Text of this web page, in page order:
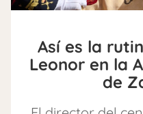
Así es la
Leonor en la
de